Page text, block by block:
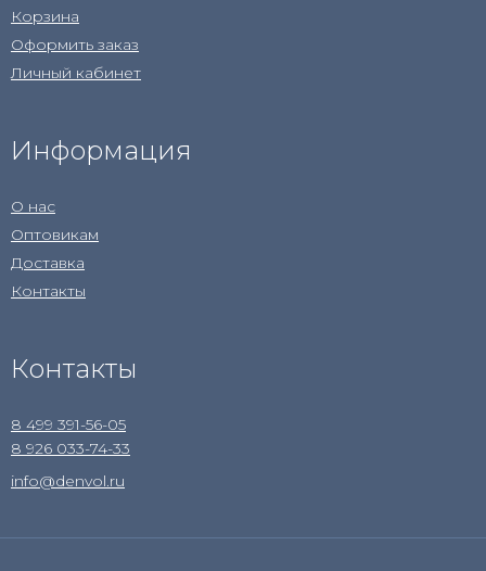
Корзина
Оформить заказ
Личный кабинет
Информация
О нас
Оптовикам
Доставка
Контакты
Контакты
8 499 391-56-05
8 926 033-74-33
info@denvol.ru